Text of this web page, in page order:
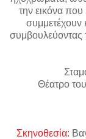
την εικόνα
συμμετέχουν
συμβουλεύοντας
Θέατρο
Σκηνοθεσία: